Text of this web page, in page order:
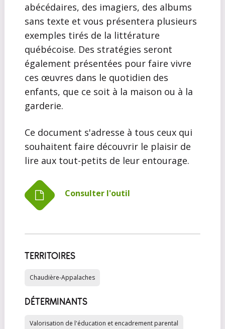
abécédaires, des imagiers, des albums
sans texte et vous présentera plusieurs
exemples tirés de la littérature
québécoise. Des stratégies seront
également présentées pour faire vivre
ces œuvres dans le quotidien des
enfants, que ce soit à la maison ou à la
garderie.
Ce document s'adresse à tous ceux qui
souhaitent faire découvrir le plaisir de
lire aux tout-petits de leur entourage.
Consulter l'outil
TERRITOIRES
Chaudière-Appalaches
DÉTERMINANTS
Valorisation de l'éducation et encadrement parental